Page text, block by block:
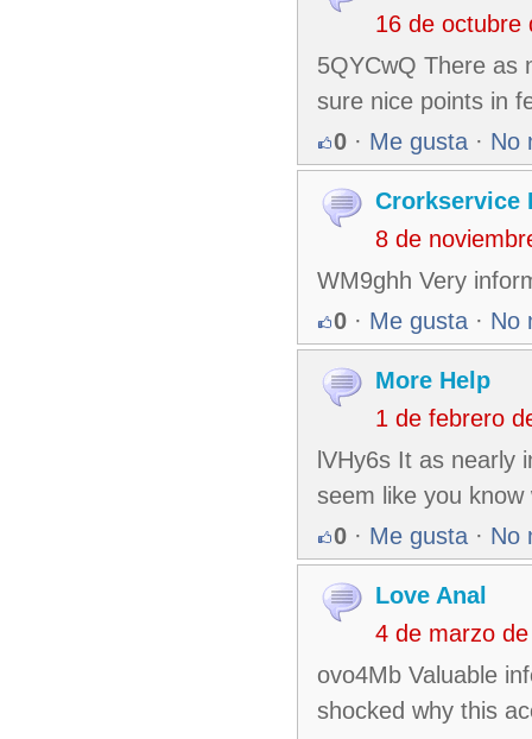
16 de octubre
5QYCwQ There as
sure nice points in
0 · Me gusta · No
Crorkservice
8 de
WM9ghh Very
0 · Me gusta · No
More Help
1 de febrero
lVHy6s It as nearly
seem like you
0 · Me gusta · No
Love Anal
4 de marzo
ovo4Mb Valuable
shocked why this